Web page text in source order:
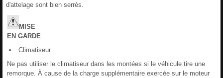
d'attelage sont bien serrés.
MISE
EN GARDE
Climatiseur
Ne pas utiliser le climatiseur dans les montées si le véhicule tire une
remorque. À cause de la charge supplémentaire exercée sur le moteur